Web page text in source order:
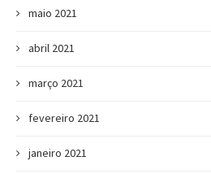
maio 2021
abril 2021
março 2021
fevereiro 2021
janeiro 2021